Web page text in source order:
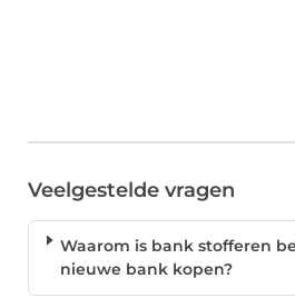
Veelgestelde vragen
Waarom is bank stofferen
nieuwe bank kopen?